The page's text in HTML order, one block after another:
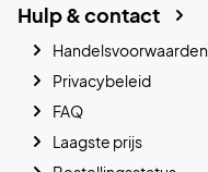
Hulp & contact
Handelsvoorwaarden
Privacybeleid
FAQ
Laagste prijs